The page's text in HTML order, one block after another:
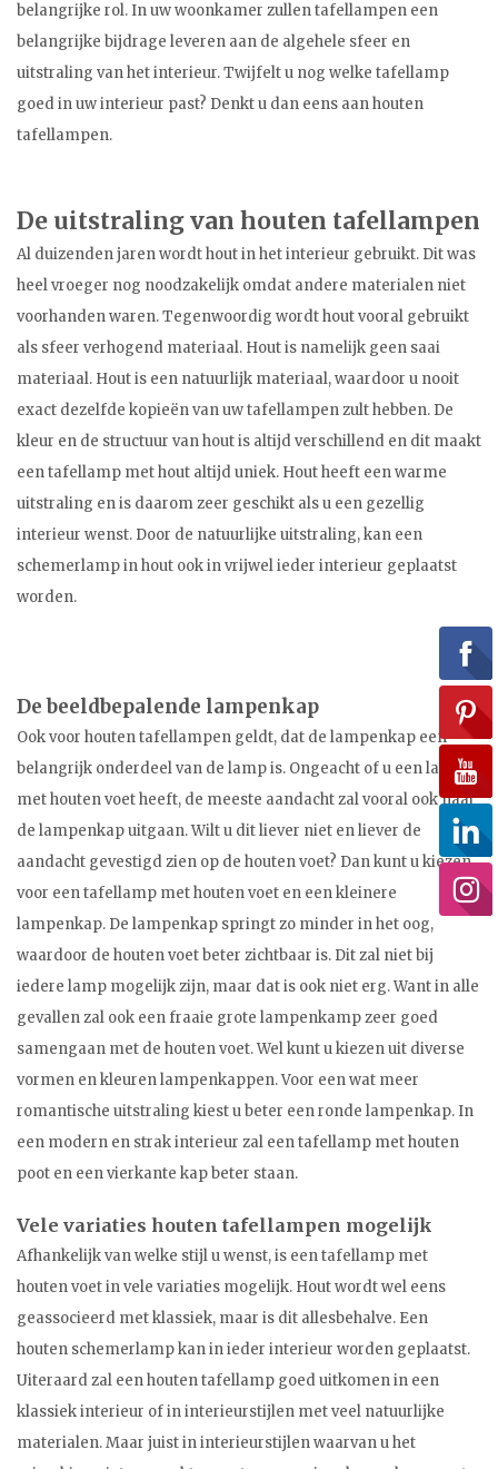
belangrijke rol. In uw woonkamer zullen tafellampen een
belangrijke bijdrage leveren aan de algehele sfeer en
uitstraling van het interieur. Twijfelt u nog welke tafellamp
goed in uw interieur past? Denkt u dan eens aan houten
tafellampen.
De uitstraling van houten tafellampen
Al duizenden jaren wordt hout in het interieur gebruikt. Dit was
heel vroeger nog noodzakelijk omdat andere materialen niet
voorhanden waren. Tegenwoordig wordt hout vooral gebruikt
als sfeer verhogend materiaal. Hout is namelijk geen saai
materiaal. Hout is een natuurlijk materiaal, waardoor u nooit
exact dezelfde kopieën van uw tafellampen zult hebben. De
kleur en de structuur van hout is altijd verschillend en dit maakt
een tafellamp met hout altijd uniek. Hout heeft een warme
uitstraling en is daarom zeer geschikt als u een gezellig
interieur wenst. Door de natuurlijke uitstraling, kan een
schemerlamp in hout ook in vrijwel ieder interieur geplaatst
worden.
De beeldbepalende lampenkap
Ook voor houten tafellampen geldt, dat de lampenkap een
belangrijk onderdeel van de lamp is. Ongeacht of u een lamp
met houten voet heeft, de meeste aandacht zal vooral ook naar
de lampenkap uitgaan. Wilt u dit liever niet en liever de
aandacht gevestigd zien op de houten voet? Dan kunt u kiezen
voor een tafellamp met houten voet en een kleinere
lampenkap. De lampenkap springt zo minder in het oog,
waardoor de houten voet beter zichtbaar is. Dit zal niet bij
iedere lamp mogelijk zijn, maar dat is ook niet erg. Want in alle
gevallen zal ook een fraaie grote lampenkamp zeer goed
samengaan met de houten voet. Wel kunt u kiezen uit diverse
vormen en kleuren lampenkappen. Voor een wat meer
romantische uitstraling kiest u beter een ronde lampenkap. In
een modern en strak interieur zal een tafellamp met houten
poot en een vierkante kap beter staan.
Vele variaties houten tafellampen mogelijk
Afhankelijk van welke stijl u wenst, is een tafellamp met
houten voet in vele variaties mogelijk. Hout wordt wel eens
geassocieerd met klassiek, maar is dit allesbehalve. Een
houten schemerlamp kan in ieder interieur worden geplaatst.
Uiteraard zal een houten tafellamp goed uitkomen in een
klassiek interieur of in interieurstijlen met veel natuurlijke
materialen. Maar juist in interieurstijlen waarvan u het